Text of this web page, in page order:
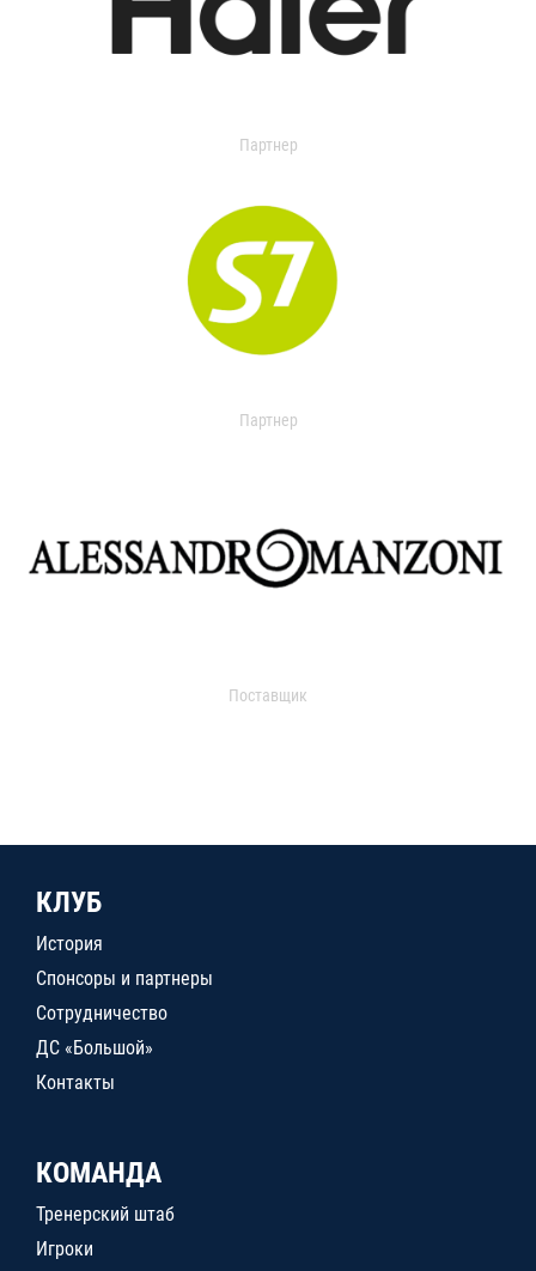
Партнер
Партнер
Поставщик
КЛУБ
История
Спонсоры и партнеры
Сотрудничество
ДС «Большой»
Контакты
КОМАНДА
Тренерский штаб
Игроки